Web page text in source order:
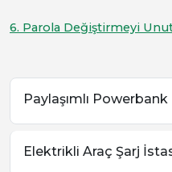
6. Parola Değiştirmeyi
Paylaşımlı Powerbank
Elektrikli Araç Şarj